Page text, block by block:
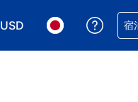
USD
表示通貨を選択. 現在選択
言語を選択. 現
予約
宿